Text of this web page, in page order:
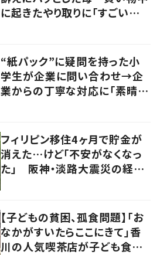
に起きたやり取りに「すごい分
“紙パック”に疑問を持った小
学生が企業に問い合わせ→企
業からの丁寧な対応に「素晴ら
フィリピン移住4ヶ月で貯金が
消えた…けど「不安がなくなっ
た」 阪神・淡路大震災の経験
【子どもの貧困、孤食問題】「お
なかがすいたらここにきて」香
川の人気喫茶店が子ども食堂